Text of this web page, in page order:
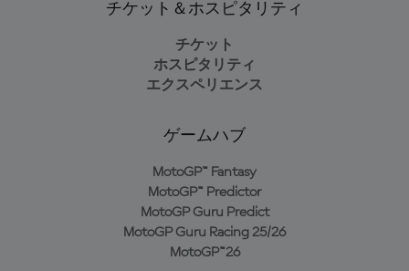
チケット＆ホスピタリティ
チケット
ホスピタリティ
エクスペリエンス
ゲームハブ
MotoGP™ Fantasy
MotoGP™ Predictor
MotoGP Guru Predict
MotoGP Guru Racing 25/26
MotoGP™26